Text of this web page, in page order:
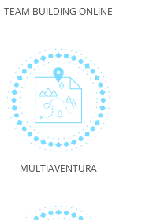
TEAM BUILDING ONLINE
MULTIAVENTURA